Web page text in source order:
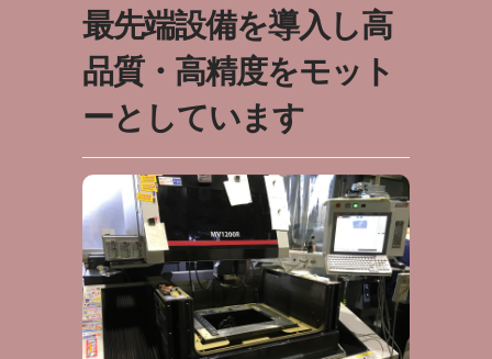
最先端設備を導入し高
品質・高精度をモット
ーとしています